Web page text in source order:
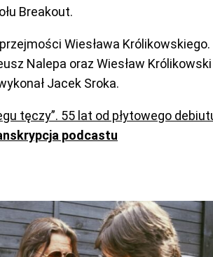
Breakout.
Wiesława Królikowskiego.
Nalepa oraz Wiesław
Jacek Sroka.
tęczy”. 55 lat od płytowego
podcastu